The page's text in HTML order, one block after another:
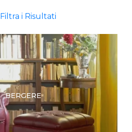
Filtra i Risultati
BERGERE